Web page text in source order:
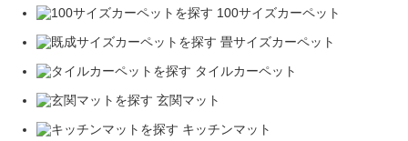
100サイズカーペット
畳サイズカーペット
タイルカーペット
玄関マット
キッチンマット